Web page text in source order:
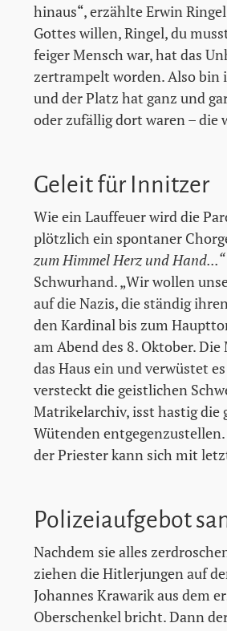
hinaus“, erzählte Erwin
Gottes willen, Ringel, du
feiger Mensch war, hat das
zertrampelt worden. Also bin
und der Platz hat ganz und
oder zufällig dort waren – die
Geleit für Innitzer
Wie ein Lauffeuer wird die
plötzlich ein spontaner
zum Himmel Herz und Hand...“
Schwurhand. „Wir wollen
auf die Nazis, die ständig
den Kardinal bis zum
am Abend des 8. Oktober.
das Haus ein und verwüstet
versteckt die geistlichen
Matrikelarchiv, isst hastig die
Wütenden entgegenzustellen.
der Priester kann sich mit
Polizeiaufgebot
Nachdem sie alles
ziehen die Hitlerjungen auf
Johannes Krawarik aus dem
Oberschenkel bricht. Dann